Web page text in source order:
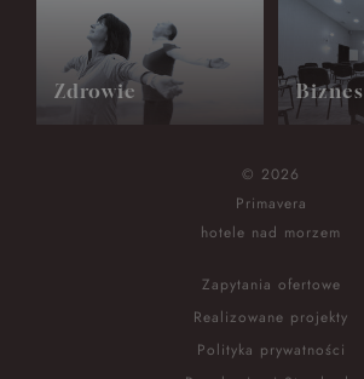
Zdrowie Biznes
© 2026
Primavera
hotele nad morzem
Zapytania ofertowe
Realizowane projekty
Polityka prywatności